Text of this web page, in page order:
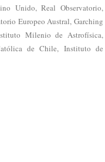
Unido, Real Observatorio,
Europeo Austral, Garching
Milenio de Astrofísica,
de Chile, Instituto de